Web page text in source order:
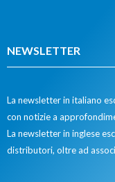
NEWSLETTER
La newsletter in italiano
con notizie a
La newsletter in inglese
distributori, oltre ad